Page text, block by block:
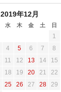
2019年12月
水 木 金 土 日
1
4 5 6 7
8
11 12 13 14
15
18 19 20 21
22
25 26 27 28
29